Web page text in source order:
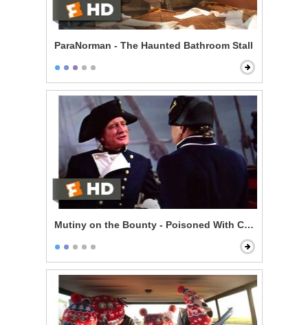
ParaNorman - The Haunted Bathroom Stall
Mutiny on the Bounty - Poisoned With Contempt